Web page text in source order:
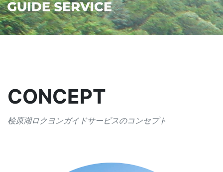
CONCEPT
桧原湖ロクヨンガイドサービスのコンセプト